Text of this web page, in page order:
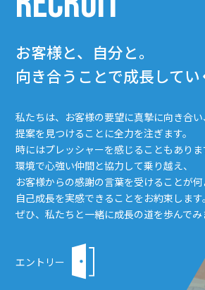
お客様と、自分と。
向き合うことで成長してい
私たちは、お客様の要望に真摯に向き合
提案を見つけることに全力を注ぎます。
時にはプレッシャーを感じることもあり
環境で心強い仲間と協力して乗り越え、
お客様からの感謝の言葉を受けることが
自己成長を実感できることをお約束します。
ぜひ、私たちと一緒に成長の道を歩んで
エントリー